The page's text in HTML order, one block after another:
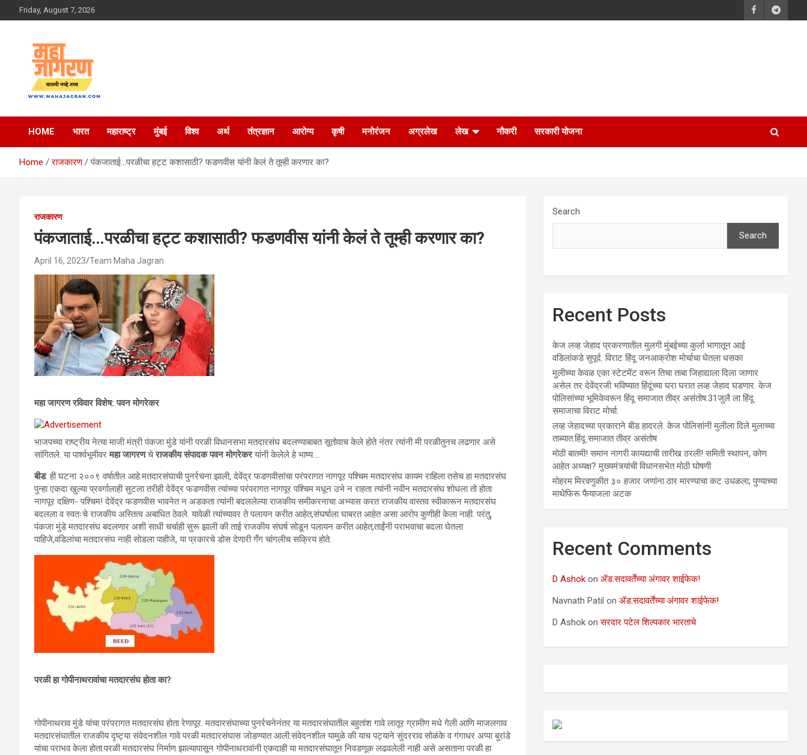
to
Friday, August 7, 2026
महा जागरण
HOME भारत महाराष्ट्र मुंबई विश्व अर्थ तंत्रज्ञान आरोग्य कृषी मनोरंजन अग्रलेख लेख नौकरी सरकारी योजना
Home राजकारण पंकजाताई…परळीचा हट्ट कशासाठी? फडणवीस यांनी केलं ते तूम्ही करणार का?
राजकारण
पंकजाताई…परळीचा हट्ट कशासाठी? फडणवीस यांनी केलं ते तूम्ही करणार का?
April 16, 2023 Team Maha Jagran
महा जागरण रविवार विशेष: पवन मोगरेकर
भाजपच्या राष्ट्रीय नेत्या माजी मंत्री पंकजा मुंडे यांनी परळी विधानसभा मतदारसंघ बदलण्याबाबत सूतोवाच केले होते नंतर त्यांनी मी परळीतुनच लढणार असे
सांगितले. या पार्श्वभूमीवरमहा जागरणचेराजकीय संपादक पवन मोगरेकरयांनी केलेले हे भाष्य….
बीड: ही घटना २००९ वर्षातील आहे.मतदारसंघाची पुनर्रचना झाली, देवेंद्र फडणवीसांचा परंपरागत नागपूर पश्चिम मतदारसंघ कायम राहिला तसेच हा मतदारसंघ
पुन्हा एकदा खुल्या प्रवर्गालाही सुटला तरीही देवेंद्र फडणवीस त्यांच्या परंपरागत नागपूर पश्चिम मधून उभे न राहता त्यांनी नवीन मतदारसंघ शोधला तो होता
नागपूर दक्षिण- पश्चिम! देवेंद्र फडणवीस भावनेत न अडकता त्यांनी बदललेल्या राजकीय समीकरनाचा अभ्यास करत राजकीय वास्तव स्वीकारून मतदारसंघ
बदलला व स्वतःचे राजकीय अस्तित्व अबाधित ठेवले. यावेळी त्यांच्यावर ते पलायन करीत आहेत,संघर्षाला घाबरत आहेत असा आरोप कुणीही केला नाही. परंतु,
पंकजा मुंडे मतदारसंघ बदलणार अशी साधी चर्चाही सुरू झाली की ताई राजकीय संघर्ष सोडून पलायन करीत आहेत,ताईंनी पराभवाचा बदला घेतला
पाहिजे,वडिलांचा मतदारसंघ नाही सोडला पाहीजे, या प्रकारचे डोस देणारी गँग चांगलीच सक्रिय होते.
परळी हा गोपीनाथरावांचा मतदारसंघ होता का?
गोपीनाथराव मुंडे यांचा परंपरागत मतदारसंघ होता रेणापूर. मतदारसंघाच्या पुनर्रचनेनंतर या मतदारसंघातील बहुतांश गावे लातूर ग्रामीण मधे गेली आणि माजलगाव
मतदारसंघातील राजकीय दृष्ट्या संवेदनशील गावे परळी मतदारसंघास जोडण्यात आली.संवेदनशील यामुळे की याच पट्याने सुंदरराव सोळंके व गंगाधर अप्पा बुरांडे
यांचा पराभव केला होता.परळी मतदारसंघ निर्माण झाल्यापासून गोपीनाथरावांनी एकदाही या मतदारसंघातून निवडणूक लढवलेली नाही असे असताना परळी हा
Search
Search
Recent Posts
केज लव्ह जेहाद प्रकरणातील मुलगी मुंबईच्या कुर्ला भागातून आई
वडिलांकडे सुपूर्द. विराट हिंदू जनआक्रोश मोर्चाचा घेतला धसका
मुलीच्या केवळ एका स्टेटमेंट वरून तिचा ताबा जिहाद्याला दिला जाणार
असेल तर देवेंद्रजी भविष्यात हिंदूंच्या घरा घरात लव्ह जेहाद घडणार. केज
पोलिसांच्या भूमिकेवरून हिंदू समाजात तीव्र असंतोष.31जुलै ला हिंदू
समाजाचा विराट मोर्चा.
लव्ह जेहादच्या प्रकाराने बीड हादरले. केज पोलिसांनी मुलीला दिले मुलाच्या
ताब्यात.हिंदू समाजात तीव्र असंतोष
मोठी बातमी! समान नागरी कायद्याची तारीख ठरली! समिती स्थापन, कोण
आहेत अध्यक्ष? मुख्यमंत्र्यांची विधानसभेत मोठी घोषणी
मोहरम मिरवणुकीत ३० हजार जणांना ठार मारण्‍याचा कट उधळला; पुण्‍याच्‍या
माथेफिरू फैयाजला अटक
Recent Comments
D Ashok onॲड.सदावर्तेंच्या अंगावर शाईफेक!
Navnath Patil onॲड.सदावर्तेंच्या अंगावर शाईफेक!
D Ashok onसरदार पटेल शिल्पकार भारताचे